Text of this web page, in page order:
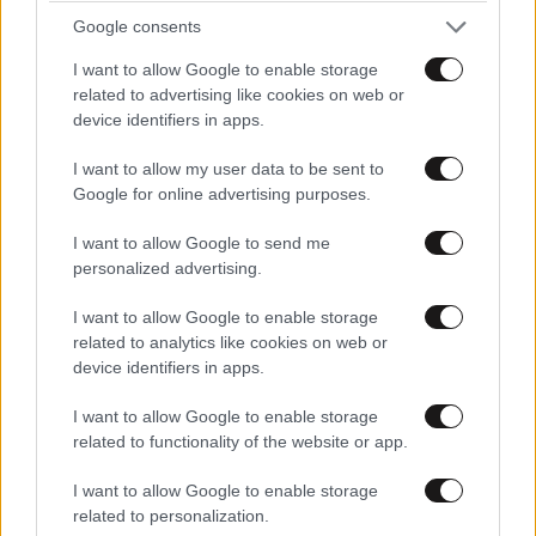
Google consents
I want to allow Google to enable storage
related to advertising like cookies on web or
device identifiers in apps.
I want to allow my user data to be sent to
Google for online advertising purposes.
I want to allow Google to send me
personalized advertising.
I want to allow Google to enable storage
related to analytics like cookies on web or
device identifiers in apps.
I want to allow Google to enable storage
related to functionality of the website or app.
I want to allow Google to enable storage
related to personalization.
και περιφερειακών ανισοτήτων και φυσικά στην
επίλυση του δημογραφικού που είναι ένα εθνικό
Επιπλέον, για τις επιχειρήσεις που υπάγονται στο
δυνατότητα χρηματοδότησης είτε με
με μακροπρόθεσμα δάνεια για την υλοποίηση της
επένδυσης. Η χρηματοδότηση μπορεί να προέλθει
από το Ταμείο Εγγυοδοσίας ή άλλα χρηματοδοτικά
εργαλεία της Ελληνικής Αναπτυξιακής Τράπεζας.
μεγάλες επιχειρήσεις που υπάγονται στο ίδιο
καθεστώς μπορούν να αιτηθούν χρηματοδότηση από